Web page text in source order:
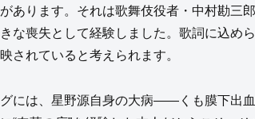
あります。それは歌舞伎役者・中村勘三
な喪失として経験しました。歌詞に込めら
されていると考えられます。
には、星野源自身の大病――くも膜下出